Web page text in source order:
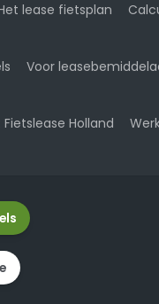
lease fietsplan
Voor
Holland